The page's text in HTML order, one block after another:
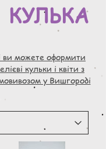
КУЛЬКА
ви можете оформити
кульки і квіти з
у Вишгороді